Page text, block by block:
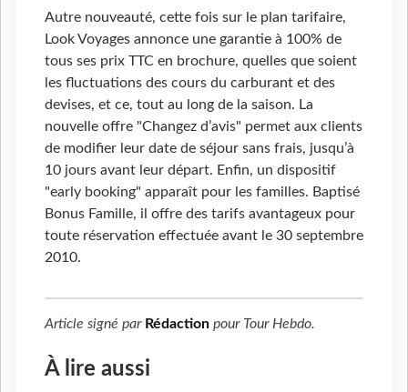
Autre nouveauté, cette fois sur le plan tarifaire,
Look Voyages annonce une garantie à 100% de
tous ses prix TTC en brochure, quelles que soient
les fluctuations des cours du carburant et des
devises, et ce, tout au long de la saison. La
nouvelle offre "Changez d’avis" permet aux clients
de modifier leur date de séjour sans frais, jusqu’à
10 jours avant leur départ. Enfin, un dispositif
"early booking" apparaît pour les familles. Baptisé
Bonus Famille, il offre des tarifs avantageux pour
toute réservation effectuée avant le 30 septembre
2010.
Article signé par Rédaction pour Tour Hebdo.
À lire aussi